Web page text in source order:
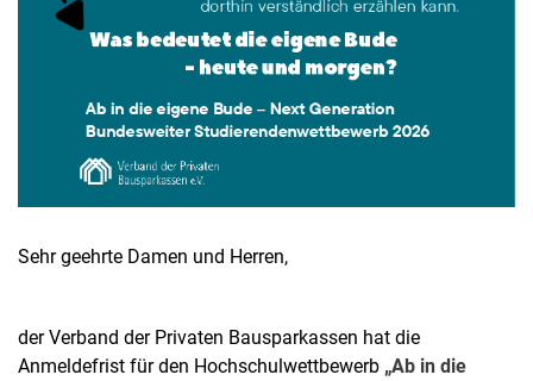
Sehr geehrte Damen und Herren,
der Verband der Privaten Bausparkassen hat die
Anmeldefrist für den Hochschulwettbewerb „Ab in die